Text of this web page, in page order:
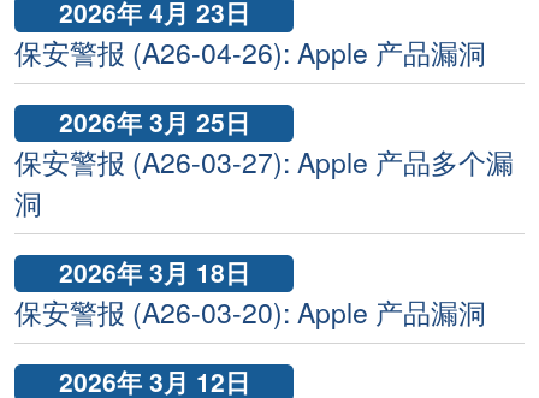
2026年 4月 23日
保安警报 (A26-04-26): Apple 产品漏洞
2026年 3月 25日
保安警报 (A26-03-27): Apple 产品多个漏
洞
2026年 3月 18日
保安警报 (A26-03-20): Apple 产品漏洞
2026年 3月 12日